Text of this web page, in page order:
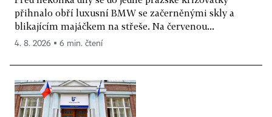
přihnalo obří luxusní BMW se začerněnými skly a
blikajícím majáčkem na střeše. Na červenou...
4. 8. 2026 ▪ 6 min. čtení